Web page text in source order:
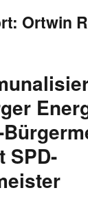
Ortwin
SPD-